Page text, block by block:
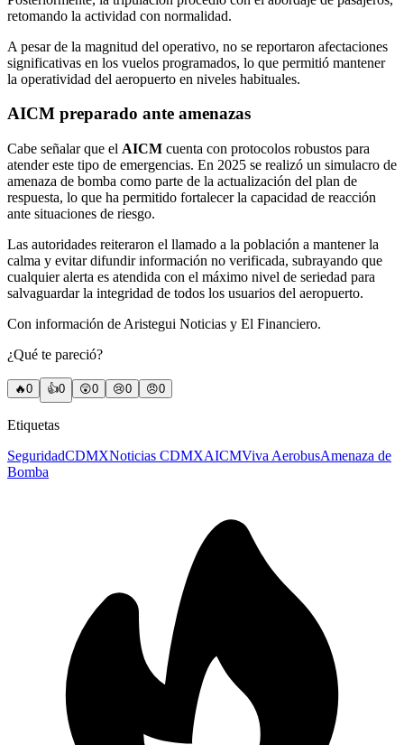
retomando la actividad con normalidad.
A pesar de la magnitud del operativo, no se reportaron afectaciones
significativas en los vuelos programados, lo que permitió mantener
la operatividad del aeropuerto en niveles habituales.
AICM preparado ante amenazas
Cabe señalar que el AICM cuenta con protocolos robustos para
atender este tipo de emergencias. En 2025 se realizó un simulacro de
amenaza de bomba como parte de la actualización del plan de
respuesta, lo que ha permitido fortalecer la capacidad de reacción
ante situaciones de riesgo.
Las autoridades reiteraron el llamado a la población a mantener la
calma y evitar difundir información no verificada, subrayando que
cualquier alerta es atendida con el máximo nivel de seriedad para
salvaguardar la integridad de todos los usuarios del aeropuerto.
Con información de Aristegui Noticias y El Financiero.
¿Qué te pareció?
🔥0 👍0 😲0 😢0 😠0
Etiquetas
SeguridadCDMXNoticias CDMXAICMViva AerobusAmenaza de
Bomba